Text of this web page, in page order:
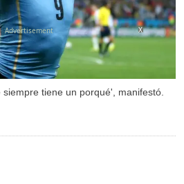
tiene un porqué', manifestó.
X